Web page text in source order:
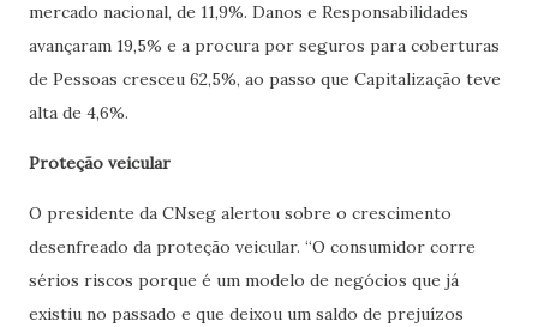
mercado nacional, de 11,9%. Danos e Responsabilidades
avançaram 19,5% e a procura por seguros para coberturas
de Pessoas cresceu 62,5%, ao passo que Capitalização teve
alta de 4,6%.
Proteção veicular
O presidente da CNseg alertou sobre o crescimento
desenfreado da proteção veicular. “O consumidor corre
sérios riscos porque é um modelo de negócios que já
existiu no passado e que deixou um saldo de prejuízos